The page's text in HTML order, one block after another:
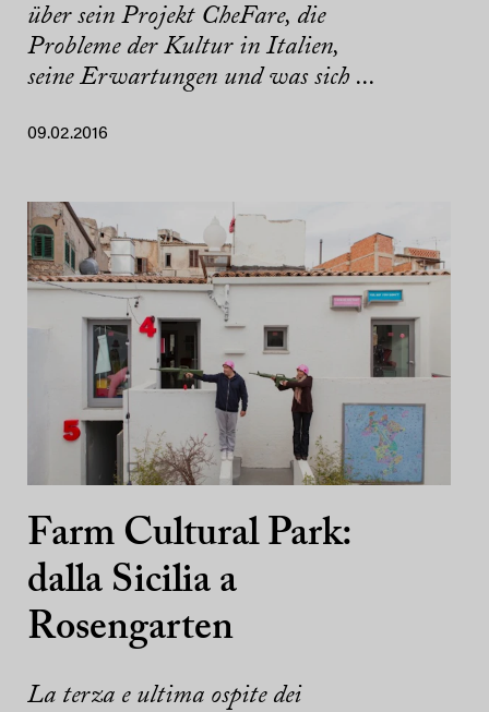
über sein Projekt CheFare, die
Probleme der Kultur in Italien,
seine Erwartungen und was sich ...
09.02.2016
Farm Cultural Park:
dalla Sicilia a
Rosengarten
La terza e ultima ospite dei